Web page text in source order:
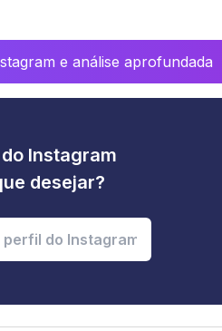
e análise aprofundada
Instagram
desejar?